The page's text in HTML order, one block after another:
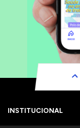
INSTITUCIONAL